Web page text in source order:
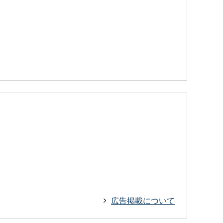
広告掲載について